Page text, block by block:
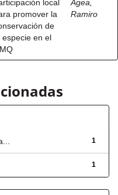
local
promover la
de
especie en el
Agea,
Ramiro
1
1